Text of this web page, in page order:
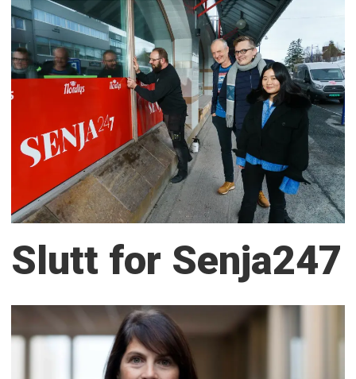
Slutt for Senja247